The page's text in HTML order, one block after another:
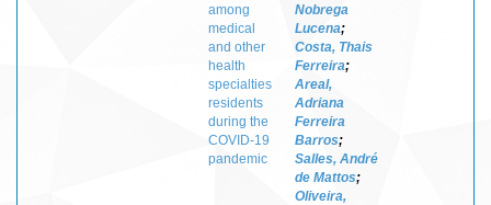
among
medical
and other
health
specialties
residents
during the
COVID-19
pandemic
Nobrega
Lucena;
Costa, Thais
Ferreira;
Areal,
Adriana
Ferreira
Barros;
Salles, André
de Mattos;
Oliveira,